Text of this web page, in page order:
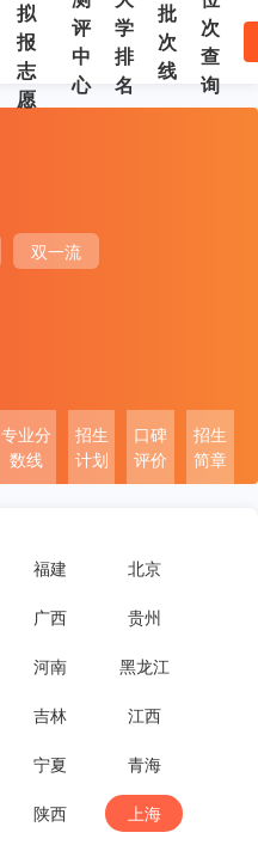
拟
报
志
愿
评
中
心
学
排
名
批
次
线
次
查
询
双一流
专业分
数线
招生
计划
口碑
评价
招生
简章
福建 北京
广西 贵州
河南 黑龙江
吉林 江西
宁夏 青海
陕西 上海